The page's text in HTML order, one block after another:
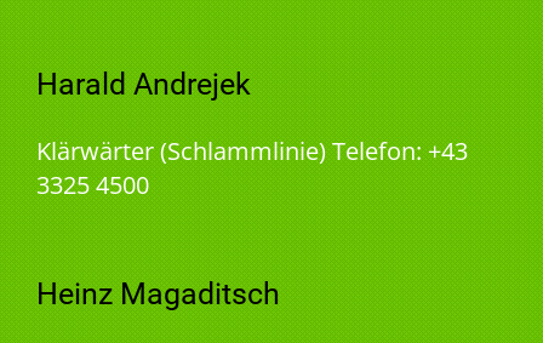
Harald Andrejek
Klärwärter (Schlammlinie) Telefon: +43
3325 4500
Heinz Magaditsch